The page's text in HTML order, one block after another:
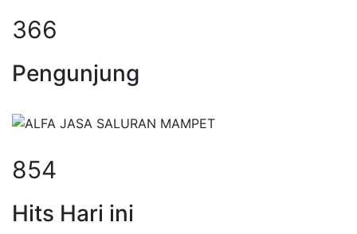
366
Pengunjung
854
Hits Hari ini